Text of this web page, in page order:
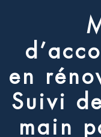
d ’acco
en réno
Suivi d
main p